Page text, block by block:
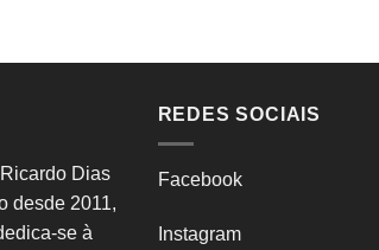
Dias
desde 2011,
se à
REDES SOCIAIS
Facebook
Instagram